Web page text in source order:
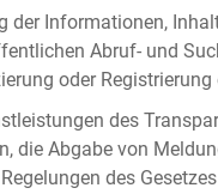
der Informationen,
Abruf- und
oder Registrierung
des
die Abgabe von
des